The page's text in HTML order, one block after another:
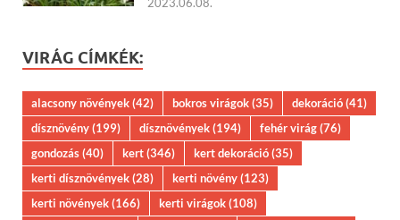
VIRÁG CÍMKÉK:
alacsony növények(42) bokros virágok(35) dekoráció(41)
dísznövény(199) dísznövények(194) fehér virág(76)
gondozás(40) kert(346) kert dekoráció(35)
kerti dísznövények(28) kerti növény(123)
kerti növények(166) kerti virágok(108)